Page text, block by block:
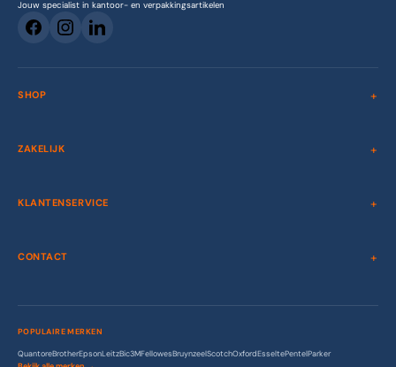
Jouw specialist in kantoor- en verpakkingsartikelen
SHOP
ZAKELIJK
KLANTENSERVICE
CONTACT
POPULAIRE MERKEN
QuantoreBrotherEpsonLeitzBic3MFellowesBruynzeelScotchOxfordEsseltePentelParker